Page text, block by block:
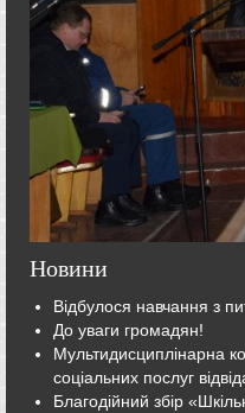
Новини
Відбулося навчання з
До уваги громадян!
Мультидисциплінарна
соціальних послуг
Благодійний збір